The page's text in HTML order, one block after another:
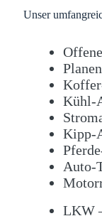
Unser
Kühl-
Kipp-
Auto-
LKW